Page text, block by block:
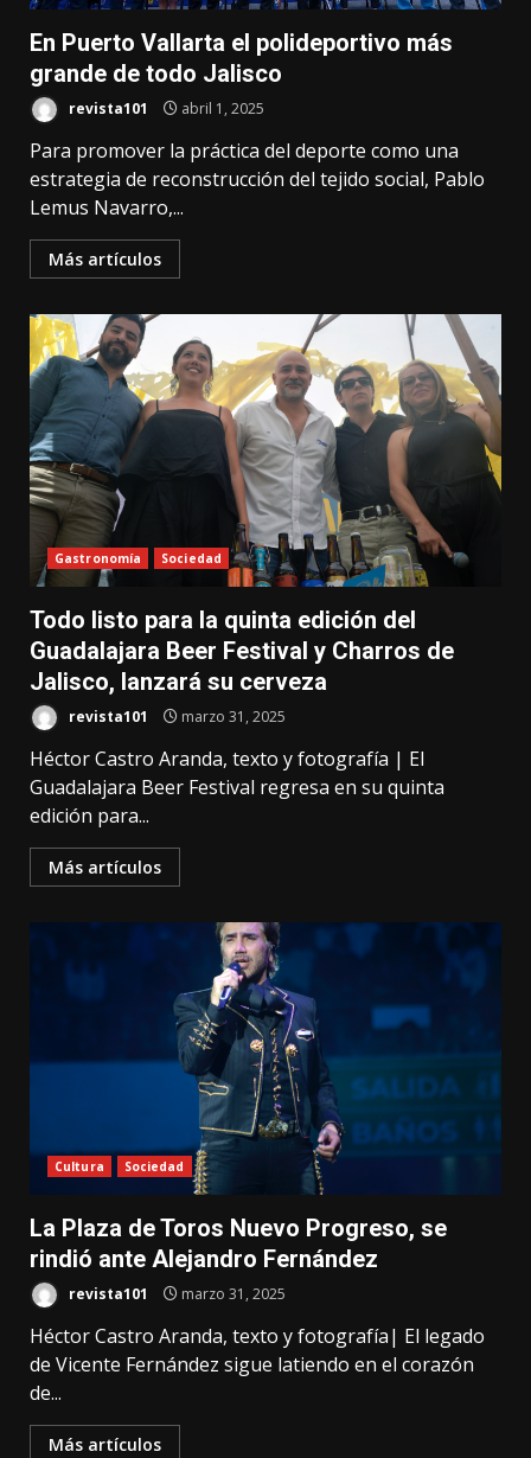
En Puerto Vallarta el polideportivo más
grande de todo Jalisco
revista101 abril 1, 2025
Para promover la práctica del deporte como una
estrategia de reconstrucción del tejido social, Pablo
Lemus Navarro,...
Más artículos
Gastronomía Sociedad
Todo listo para la quinta edición del
Guadalajara Beer Festival y Charros de
Jalisco, lanzará su cerveza
revista101 marzo 31, 2025
Héctor Castro Aranda, texto y fotografía | El
Guadalajara Beer Festival regresa en su quinta
edición para...
Más artículos
Cultura Sociedad
La Plaza de Toros Nuevo Progreso, se
rindió ante Alejandro Fernández
revista101 marzo 31, 2025
Héctor Castro Aranda, texto y fotografía| El legado
de Vicente Fernández sigue latiendo en el corazón
de...
Más artículos